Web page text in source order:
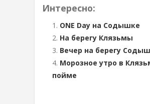
Интересно:
ONE Day на Содышке
На берегу Клязьмы
Вечер на берегу
Морозное утро в
пойме